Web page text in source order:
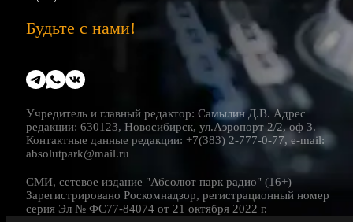
Будьте с нами!
Учредитель и главный редактор: Самылин Д.В. Адрес
редакции: 630123, Новосибирск, ул.Аэропорт 2/2, оф 3.
Контактные данные редакции: +7(383) 2-777-0-77, e-mail:
absolutpark@mail.ru
СМИ, сетевое издание "Абсолют парк радио" (16+)
Зарегистрировано Роскомнадзор, регистрационный номер
серия Эл № ФС77-84074 от 21 октября 2022 г.